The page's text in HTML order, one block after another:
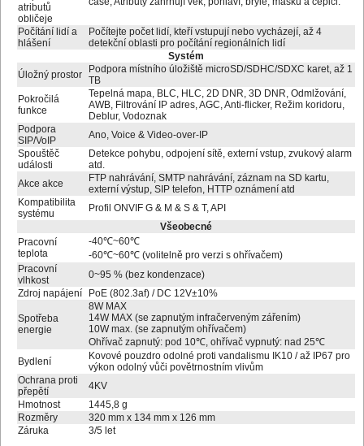
atributů
obličeje
Počítání lidí a
hlášení
Počítejte počet lidí, kteří vstupují nebo vycházejí, až 4
detekční oblasti pro počítání regionálních lidí
Systém
Úložný prostor
Podpora místního úložiště microSD/SDHC/SDXC karet, až 1
TB
Pokročilá
funkce
Tepelná mapa, BLC, HLC, 2D DNR, 3D DNR, Odmlžování,
AWB, Filtrování IP adres, AGC, Anti-flicker, Režim koridoru,
Deblur, Vodoznak
Podpora
SIP/VoIP
Ano, Voice & Video-over-IP
Spouštěč
události
Detekce pohybu, odpojení sítě, externí vstup, zvukový alarm
atd.
Akce akce
FTP nahrávání, SMTP nahrávání, záznam na SD kartu,
externí výstup, SIP telefon, HTTP oznámení atd
Kompatibilita
systému
Profil ONVIF G & M & S & T, API
Všeobecné
Pracovní
teplota
-40℃~60℃
-60℃~60℃ (volitelně pro verzi s ohřívačem)
Pracovní
vlhkost
0~95 % (bez kondenzace)
Zdroj napájení
PoE (802.3af) / DC 12V±10%
Spotřeba
energie
8W MAX
14W MAX (se zapnutým infračerveným zářením)
10W max. (se zapnutým ohřívačem)
Ohřívač zapnutý: pod 10℃, ohřívač vypnutý: nad 25℃
Bydlení
Kovové pouzdro odolné proti vandalismu IK10 / až IP67 pro
výkon odolný vůči povětrnostním vlivům
Ochrana proti
přepětí
4KV
Hmotnost
1445,8 g
Rozměry
320 mm x 134 mm x 126 mm
Záruka
3/5 let